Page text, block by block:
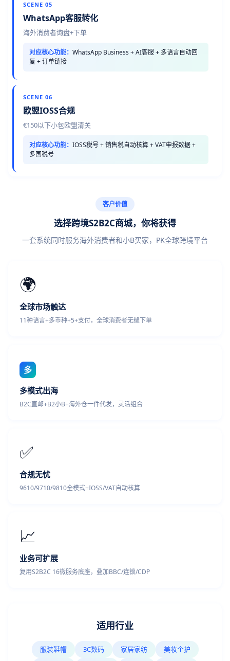
SCENE 05
WhatsApp客服转化
海外消费者询盘+下单
对应核心功能： WhatsApp Business + AI客服 + 多语言自动回
复 + 订单链接
SCENE 06
欧盟IOSS合规
€150以下小包欧盟清关
对应核心功能： IOSS税号 + 销售税自动核算 + VAT申报数据 +
多国税号
客户价值
选择跨境S2B2C商城，你将获得
一套系统同时服务海外消费者和小B买家，PK全球跨境平台
🌍
全球市场触达
11种语言+多币种+5+支付，全球消费者无缝下单
多
多模式出海
B2C直邮+B2小B+海外仓一件代发，灵活组合
✅
合规无忧
9610/9710/9810全模式+IOSS/VAT自动核算
📈
业务可扩展
复用S2B2C 16微服务底座，叠加BBC/连锁/CDP
适用行业
服装鞋帽 3C数码 家居家纺
美妆个护